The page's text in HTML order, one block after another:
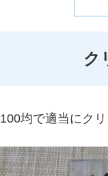
ク
100均で適当にク